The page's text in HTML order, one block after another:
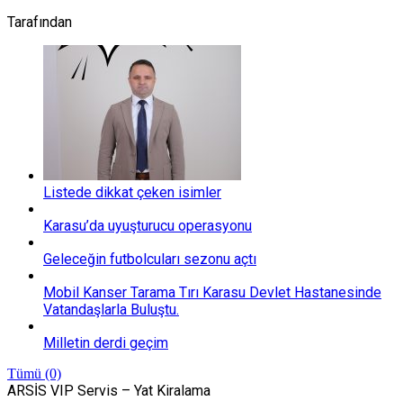
Tarafından
Listede dikkat çeken isimler
Karasu’da uyuşturucu operasyonu
Geleceğin futbolcuları sezonu açtı
Mobil Kanser Tarama Tırı Karasu Devlet Hastanesinde
Vatandaşlarla Buluştu.
Milletin derdi geçim
Tümü (0)
ARSİS VIP Servis – Yat Kiralama